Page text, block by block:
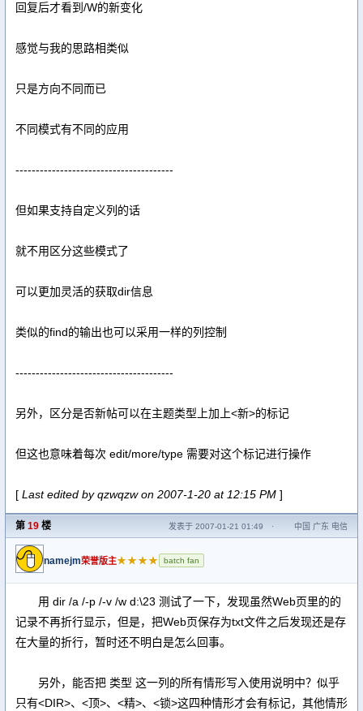
回复后才看到/W的新变化
感觉与我的思路相类似
只是方向不同而已
不同模式有不同的应用
---------------------------------------
但如果支持自定义列的话
就不用区分这些模式了
可以更加灵活的获取dir信息
类似的find的输出也可以采用一样的列控制
---------------------------------------
另外，区分是否新帖可以在主题类型上加上<新>的标记
但这也意味着每次 edit/more/type 需要对这个标记进行操作
[ Last edited by qzwqzw on 2007-1-20 at 12:15 PM ]
第 19 楼 发表于 2007-01-21 01:49 · 中国 广东 电信
namejm荣誉版主★★★★ batch fan
用 dir /a /-p /-v /w d:\23 测试了一下，发现虽然Web页里的的
记录不再折行显示，但是，把Web页保存为txt文件之后发现还是存
在大量的折行，暂时还不明白是怎么回事。
另外，能否把 类型 这一列的所有情形写入使用说明中？似乎
只有<DIR>、<顶>、<精>、<锁>这四种情形才会有标记，其他情形